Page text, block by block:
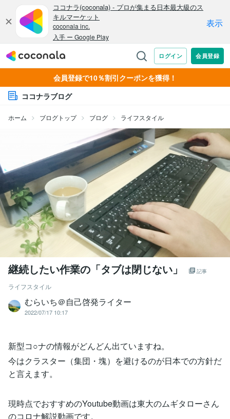
会員登録で10％割引クーポンを獲得！
ココナラブログ
ホーム ブログトップ ブログ ライフスタイル
継続したい作業の「タブは閉じない」 記事
ライフスタイル
むらいち＠自己啓発ライター
2022/07/17 10:17
新型コ○ナの情報がどんどん出ていますね。
今はクラスター（集団・塊）を避けるのが日本での方針だ
と言えます。
現時点でおすすめのYoutube動画は東大のムギタローさん
のコロナ解説動画です。